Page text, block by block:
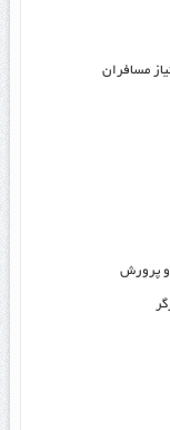
مسافران
پرورش